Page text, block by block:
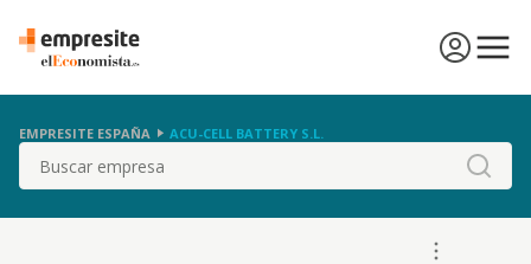
EMPRESITE ESPAÑA ACU-CELL BATTERY S.L.
Buscar